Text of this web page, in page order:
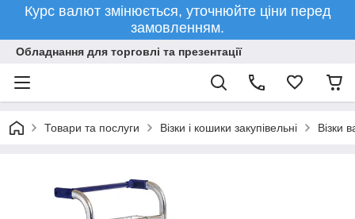
Курс валют змінюється, уточнюйте ціни перед
замовленням.
Обладнання для торговлі та презентації
Товари та послуги Візки і кошики закупівельні Візки